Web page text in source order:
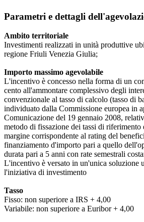
Parametri e dettagli
Ambito territoriale
Investimenti realizzati in unità produttive
regione Friuli Venezia Giulia;
Importo massimo agevolabile
L'incentivo è concesso nella forma di un
cento all'ammontare complessivo degli
convenzionale al tasso di calcolo (tasso di
individuato dalla Commissione europea in
Comunicazione del 19 gennaio 2008,
metodo di fissazione dei tassi di riferimento
margine corrispondente al rating del
finanziamento d'importo pari a quello
durata pari a 5 anni con rate semestrali
L'incentivo è versato in un'unica soluzione
l'iniziativa di investimento
Tasso
Fisso: non superiore a IRS + 4,00
Variabile: non superiore a Euribor + 4,00